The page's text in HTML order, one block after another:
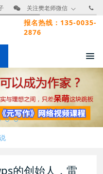
关注樊老师微信
报名热线：135-0035-
2876
的创始人，雷